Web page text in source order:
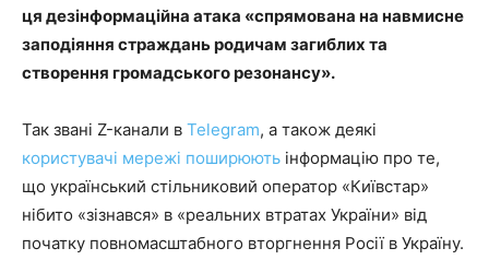
ця дезінформаційна атака «спрямована на навмисне
заподіяння страждань родичам загиблих та
створення громадського резонансу».
Так звані Z-канали в Telegram, а також деякі
користувачі мережі поширюють інформацію про те,
що український стільниковий оператор «Київстар»
нібито «зізнався» в «реальних втратах України» від
початку повномасштабного вторгнення Росії в Україну.